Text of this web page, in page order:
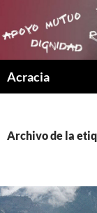
Acracia
Archivo de la